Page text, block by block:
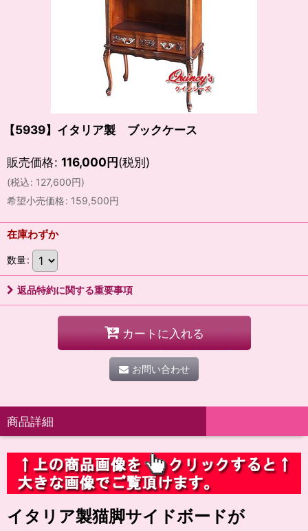
【5939】イタリア製 ブックケース
販売価格: 116,000円(税別)
(税込: 127,600円)
希望小売価格: 159,500円
在庫わずか
数量:
返品特約に関する重要事項
カートに入れる
お問い合わせ
商品詳細
イタリア製猫脚サイドボードが